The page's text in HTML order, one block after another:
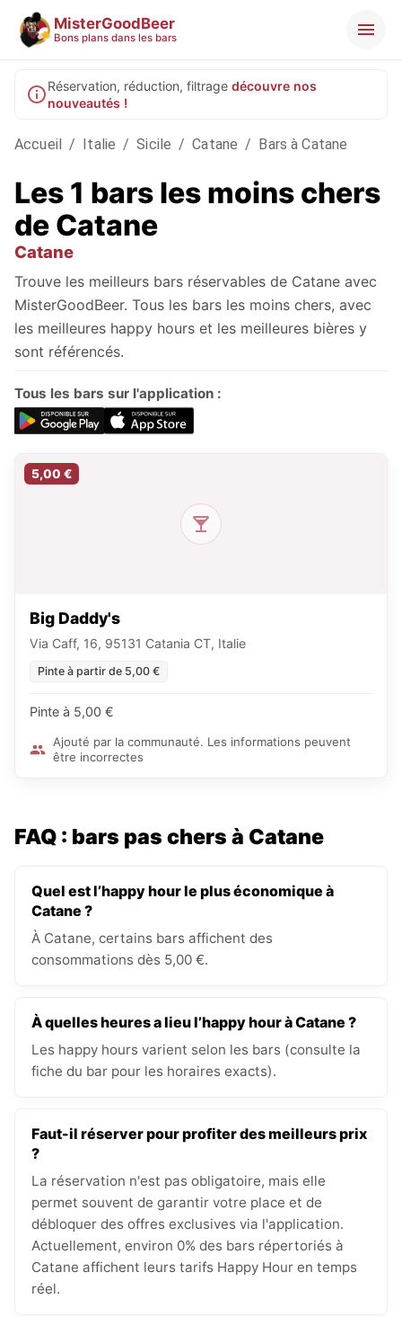
MisterGoodBeer
Bons plans dans les bars
Réservation, réduction, filtrage découvre nos
nouveautés !
Accueil / Italie / Sicile / Catane / Bars à Catane
Les 1 bars les moins chers
de Catane
Catane
Trouve les meilleurs bars réservables de Catane avec
MisterGoodBeer. Tous les bars les moins chers, avec
les meilleures happy hours et les meilleures bières y
sont référencés.
Tous les bars sur l'application :
5,00 €
Big Daddy's
Via Caff, 16, 95131 Catania CT, Italie
Pinte à partir de 5,00 €
Pinte à 5,00 €
Ajouté par la communauté. Les informations peuvent
être incorrectes
FAQ : bars pas chers à Catane
Quel est l’happy hour le plus économique à
Catane ?
À Catane, certains bars affichent des
consommations dès 5,00 €.
À quelles heures a lieu l’happy hour à Catane ?
Les happy hours varient selon les bars (consulte la
fiche du bar pour les horaires exacts).
Faut-il réserver pour profiter des meilleurs prix
?
La réservation n'est pas obligatoire, mais elle
permet souvent de garantir votre place et de
débloquer des offres exclusives via l'application.
Actuellement, environ 0% des bars répertoriés à
Catane affichent leurs tarifs Happy Hour en temps
réel.